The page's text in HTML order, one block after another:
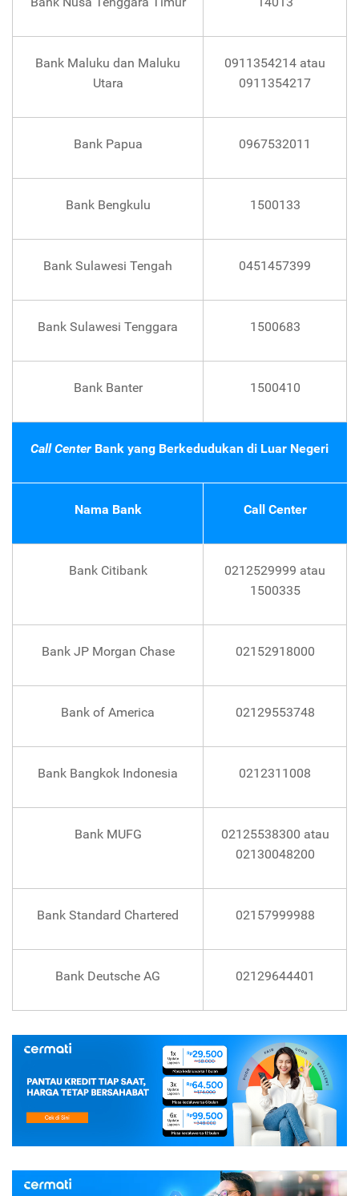
Bank Maluku dan Maluku
Utara
0911354214 atau
0911354217
Bank Papua 0967532011
Bank Bengkulu 1500133
Bank Sulawesi Tengah 0451457399
Bank Sulawesi Tenggara 1500683
Bank Banter 1500410
Call Center Bank yang Berkedudukan di Luar Negeri
Nama Bank Call Center
Bank Citibank
0212529999 atau
1500335
Bank JP Morgan Chase 02152918000
Bank of America 02129553748
Bank Bangkok Indonesia 0212311008
Bank MUFG
02125538300 atau
02130048200
Bank Standard Chartered 02157999988
Bank Deutsche AG 02129644401